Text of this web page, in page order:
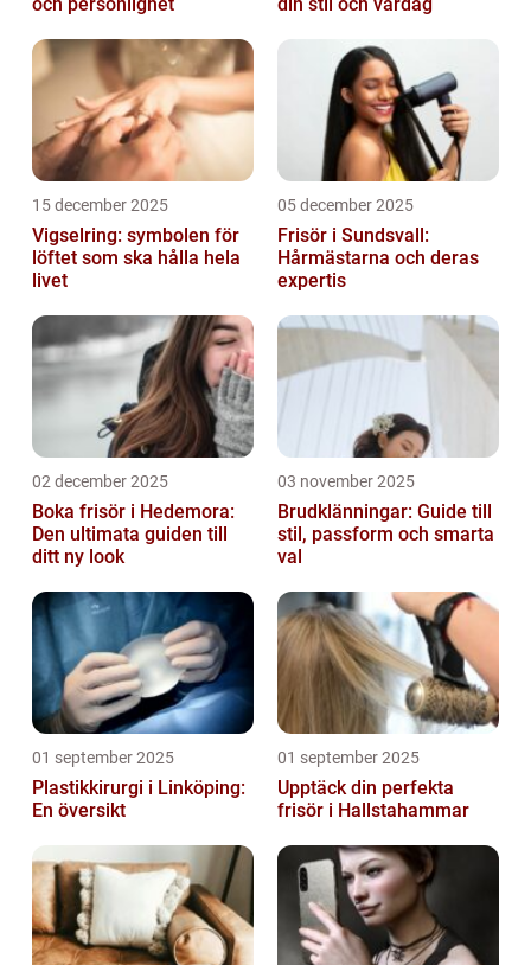
15 december 2025
Vigselring: symbolen för
löftet som ska hålla hela
livet
05 december 2025
Frisör i Sundsvall:
Hårmästarna och deras
expertis
02 december 2025
Boka frisör i Hedemora:
Den ultimata guiden till
ditt ny look
03 november 2025
Brudklänningar: Guide till
stil, passform och smarta
val
01 september 2025
Plastikkirurgi i Linköping:
En översikt
01 september 2025
Upptäck din perfekta
frisör i Hallstahammar